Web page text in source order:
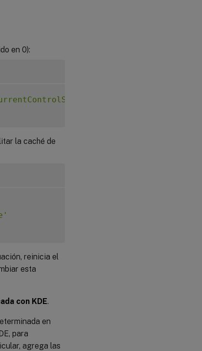
en 0):
la caché de
reinicia el
esta
con KDE.
en
para
agrega las